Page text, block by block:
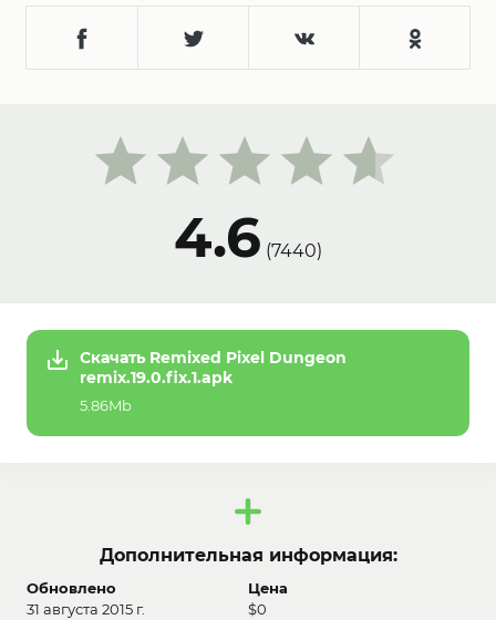
4.6 (7440)
Скачать Remixed Pixel Dungeon
remix.19.0.fix.1.apk
5.86Mb
Дополнительная информация:
Обновлено
31 августа 2015 г.
Цена
$0